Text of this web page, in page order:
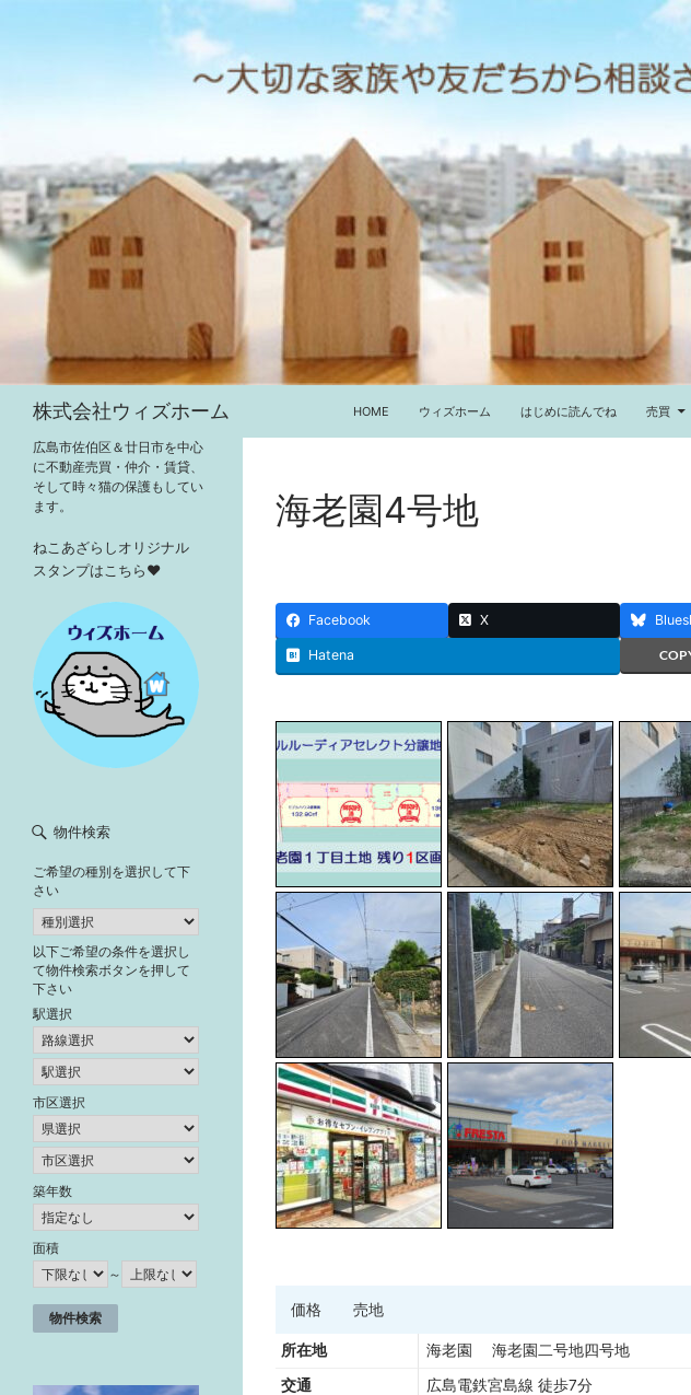
ス
キ
ッ
プ
株式会社ウィズホーム HOME ウィズホーム はじめに読んでね 売買
海老園4号地
Facebook X
Hatena
価格 売地
所在地
海老園 海老園二号地四号地
交通
広島電鉄宮島線 徒歩7分
広島市佐伯区＆廿日市を中心
に不動産売買・仲介・賃貸、
そして時々猫の保護もしてい
ます。
ねこあざらしオリジナル
スタンプはこちら♥
物件検索
ご希望の種別を選択して下
さい
以下ご希望の条件を選択し
て物件検索ボタンを押して
下さい
駅選択
市区選択
築年数
面積
～